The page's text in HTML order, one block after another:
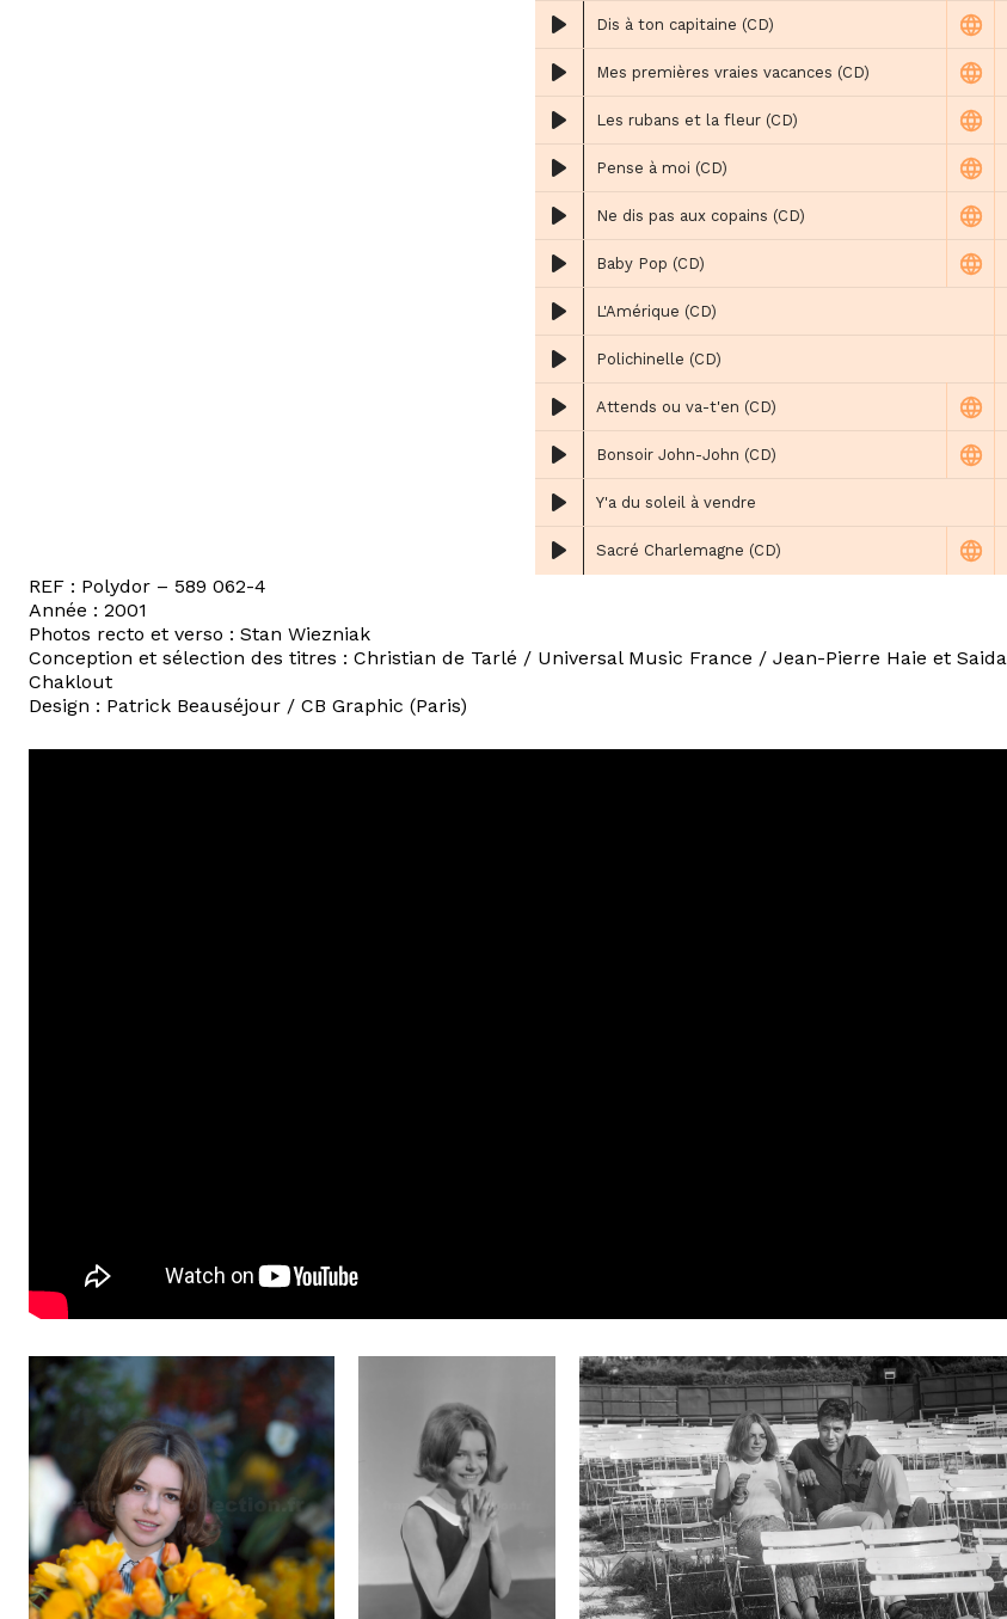
Dis à ton capitaine (CD)
Mes premières vraies vacances (CD)
Les rubans et la fleur (CD)
Pense à moi (CD)
Ne dis pas aux copains (CD)
Baby Pop (CD)
L'Amérique (CD)
Polichinelle (CD)
Attends ou va-t'en (CD)
Bonsoir John-John (CD)
Y'a du soleil à vendre
Sacré Charlemagne (CD)
REF : Polydor – 589 062-4
Année : 2001
Photos recto et verso : Stan Wiezniak
Conception et sélection des titres : Christian de Tarlé / Universal Music France / Jean-Pierre Haie et Saida
Chaklout
Design : Patrick Beauséjour / CB Graphic (Paris)